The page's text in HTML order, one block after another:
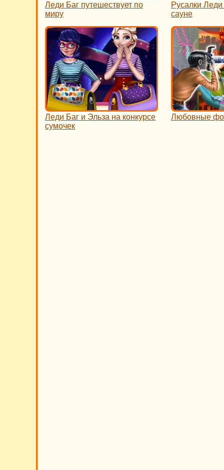
Леди Баг путешествует по
миру
Русалки
сауне
Леди Баг и Эльза на конкурсе
сумочек
Любовные